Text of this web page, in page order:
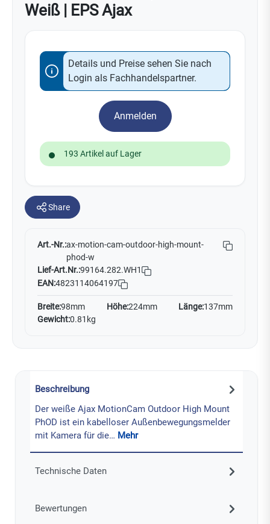
Weiß | EPS Ajax
Details und Preise sehen Sie nach
Login als Fachhandelspartner.
Anmelden
193 Artikel auf Lager
Share
Art.-Nr.:ax-motion-cam-outdoor-high-mount-
phod-w
Lief-Art.Nr.:99164.282.WH1
EAN:4823114064197
Breite:98mm Höhe:224mm Länge:137mm
Gewicht:0.81kg
Beschreibung
Der weiße Ajax MotionCam Outdoor High Mount
PhOD ist ein kabelloser Außenbewegungsmelder
mit Kamera für die… Mehr
Technische Daten
Bewertungen